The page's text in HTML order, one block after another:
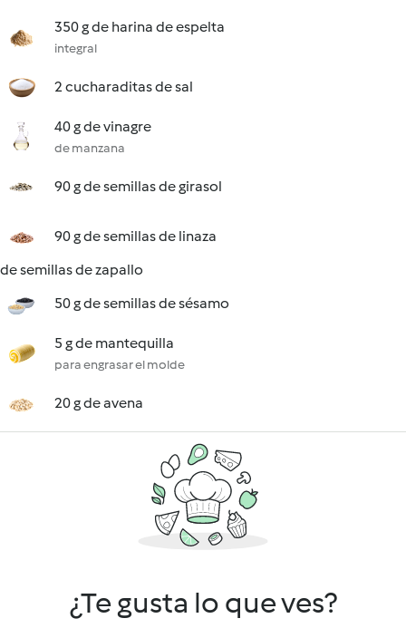
350 g de harina de espelta
integral
2 cucharaditas de sal
40 g de vinagre
de manzana
90 g de semillas de girasol
90 g de semillas de linaza
de semillas de zapallo
50 g de semillas de sésamo
5 g de mantequilla
para engrasar el molde
20 g de avena
¿Te gusta lo que ves?